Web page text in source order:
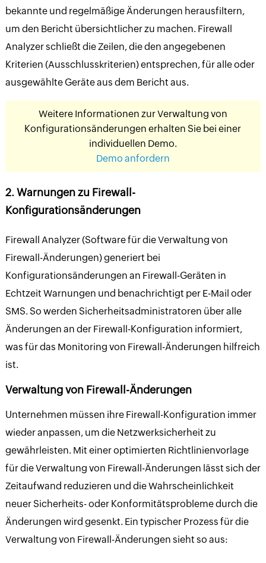
bekannte und regelmäßige Änderungen herausfiltern,
um den Bericht übersichtlicher zu machen. Firewall
Analyzer schließt die Zeilen, die den angegebenen
Kriterien (Ausschlusskriterien) entsprechen, für alle oder
ausgewählte Geräte aus dem Bericht aus.
Weitere Informationen zur Verwaltung von
Konfigurationsänderungen erhalten Sie bei einer
individuellen Demo.
Demo anfordern
2. Warnungen zu Firewall-
Konfigurationsänderungen
Firewall Analyzer (Software für die Verwaltung von
Firewall-Änderungen) generiert bei
Konfigurationsänderungen an Firewall-Geräten in
Echtzeit Warnungen und benachrichtigt per E-Mail oder
SMS. So werden Sicherheitsadministratoren über alle
Änderungen an der Firewall-Konfiguration informiert,
was für das Monitoring von Firewall-Änderungen hilfreich
ist.
Verwaltung von Firewall-Änderungen
Unternehmen müssen ihre Firewall-Konfiguration immer
wieder anpassen, um die Netzwerksicherheit zu
gewährleisten. Mit einer optimierten Richtlinienvorlage
für die Verwaltung von Firewall-Änderungen lässt sich der
Zeitaufwand reduzieren und die Wahrscheinlichkeit
neuer Sicherheits- oder Konformitätsprobleme durch die
Änderungen wird gesenkt. Ein typischer Prozess für die
Verwaltung von Firewall-Änderungen sieht so aus: